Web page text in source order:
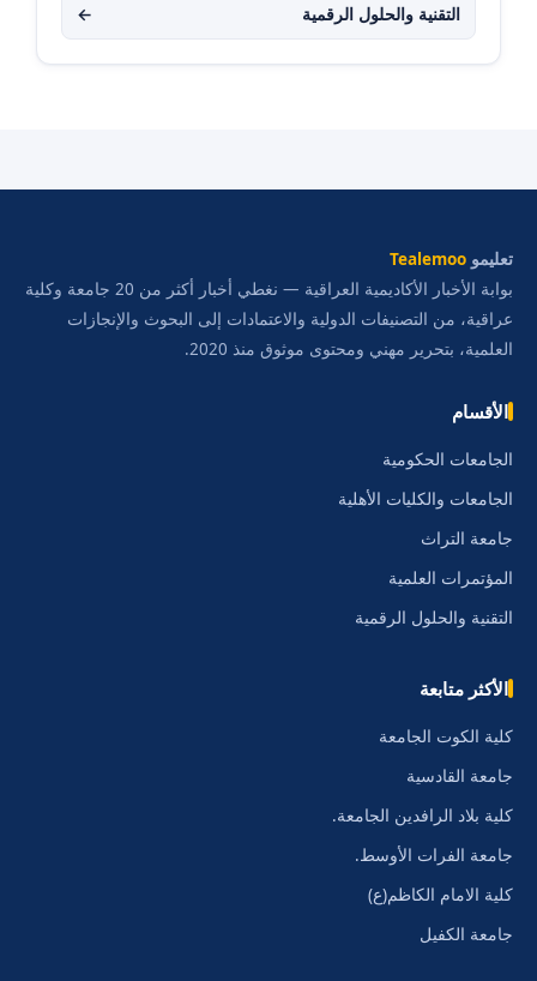
التقنية والحلول الرقمية ←
تعليمو Tealemoo
بوابة الأخبار الأكاديمية العراقية — نغطي أخبار أكثر من 20 جامعة وكلية
عراقية، من التصنيفات الدولية والاعتمادات إلى البحوث والإنجازات
العلمية، بتحرير مهني ومحتوى موثوق منذ 2020.
الأقسام
الجامعات الحكومية
الجامعات والكليات الأهلية
جامعة التراث
المؤتمرات العلمية
التقنية والحلول الرقمية
الأكثر متابعة
كلية الكوت الجامعة
جامعة القادسية
كلية بلاد الرافدين الجامعة.
جامعة الفرات الأوسط.
كلية الامام الكاظم(ع)
جامعة الكفيل